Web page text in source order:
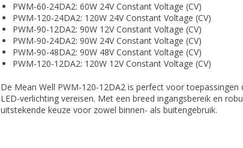
PWM-60-24DA2: 60W 24V Constant Voltage (CV)
PWM-120-24DA2: 120W 24V Constant Voltage (CV)
PWM-90-12DA2: 90W 12V Constant Voltage (CV)
PWM-90-24DA2: 90W 24V Constant Voltage (CV)
PWM-90-48DA2: 90W 48V Constant Voltage (CV)
PWM-120-12DA2: 120W 12V Constant Voltage (CV)
De Mean Well PWM-120-12DA2 is perfect voor
LED-verlichting vereisen. Met een breed ingangsbereik en
uitstekende keuze voor zowel binnen- als buitengebruik.